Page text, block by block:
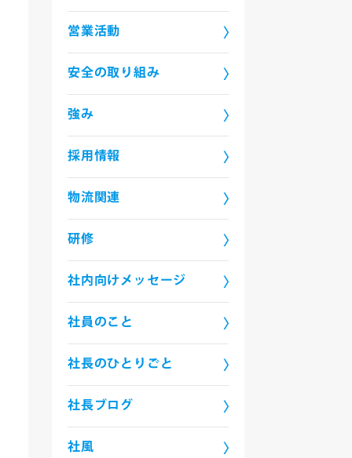
営業活動
安全の取り組み
強み
採用情報
物流関連
研修
社内向けメッセージ
社員のこと
社長のひとりごと
社長ブログ
社風